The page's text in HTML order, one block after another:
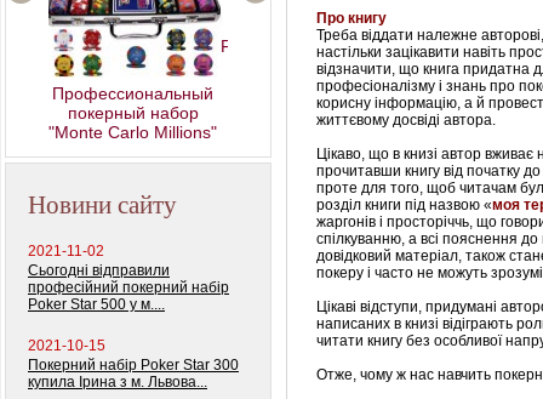
Профессиональный
покерный набор
"Monte Carlo Millions"
Fournier 2818 Блок (12
колод) 100%
пластиковых карт
Новини сайту
2021-11-02
Сьогодні відправили
професійний покерний набір
Poker Star 500 у м....
2021-10-15
Покерний набір Poker Star 300
купила Ірина з м. Львова...
Про книгу
Треба віддати належне
настільки зацікавити навіть
відзначити, що книга придатна
професіоналізму і знань про
корисну інформацію, а й
життєвому досвіді автора.
Цікаво, що в книзі автор вживає
прочитавши книгу від початку
проте для того, щоб читачам
розділ книги під назвою «моя
жаргонів і просторіччь, що
спілкуванню, а всі пояснення
довідковий матеріал, також
покеру і часто не можуть
Цікаві відступи, придумані
написаних в книзі відіграють
читати книгу без особливої
Отже, чому ж нас навчить